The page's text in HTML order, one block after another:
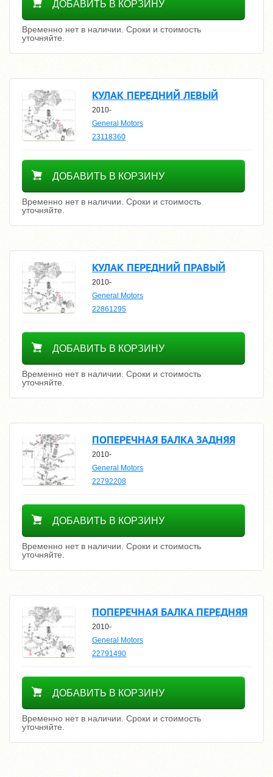
ДОБАВИТЬ В КОРЗИНУ
Временно нет в наличии. Сроки и стоимость
уточняйте.
КУЛАК ПЕРЕДНИЙ ЛЕВЫЙ
2010-
General Motors
23118360
Уточнить цену
ДОБАВИТЬ В КОРЗИНУ
Временно нет в наличии. Сроки и стоимость
уточняйте.
КУЛАК ПЕРЕДНИЙ ПРАВЫЙ
2010-
General Motors
22861295
Уточнить цену
ДОБАВИТЬ В КОРЗИНУ
Временно нет в наличии. Сроки и стоимость
уточняйте.
ПОПЕРЕЧНАЯ БАЛКА ЗАДНЯЯ
2010-
General Motors
22792208
Уточнить цену
ДОБАВИТЬ В КОРЗИНУ
Временно нет в наличии. Сроки и стоимость
уточняйте.
ПОПЕРЕЧНАЯ БАЛКА ПЕРЕДНЯЯ
2010-
General Motors
22791490
Уточнить цену
ДОБАВИТЬ В КОРЗИНУ
Временно нет в наличии. Сроки и стоимость
уточняйте.